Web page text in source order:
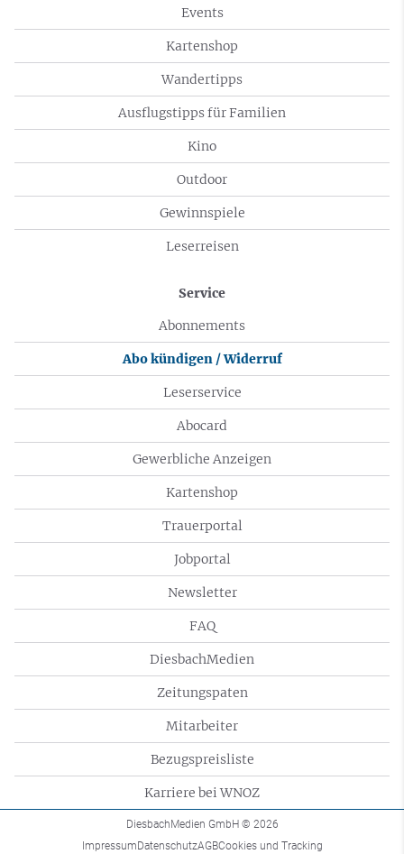
Events
Kartenshop
Wandertipps
Ausflugstipps für Familien
Kino
Outdoor
Gewinnspiele
Leserreisen
Service
Abonnements
Abo kündigen / Widerruf
Leserservice
Abocard
Gewerbliche Anzeigen
Kartenshop
Trauerportal
Jobportal
Newsletter
FAQ
DiesbachMedien
Zeitungspaten
Mitarbeiter
Bezugspreisliste
Karriere bei WNOZ
DiesbachMedien GmbH © 2026
ImpressumDatenschutzAGBCookies und Tracking